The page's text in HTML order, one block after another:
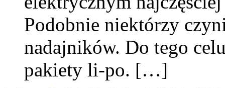
Podobnie niektórzy
nadajników. Do tego
pakiety li-po. […]